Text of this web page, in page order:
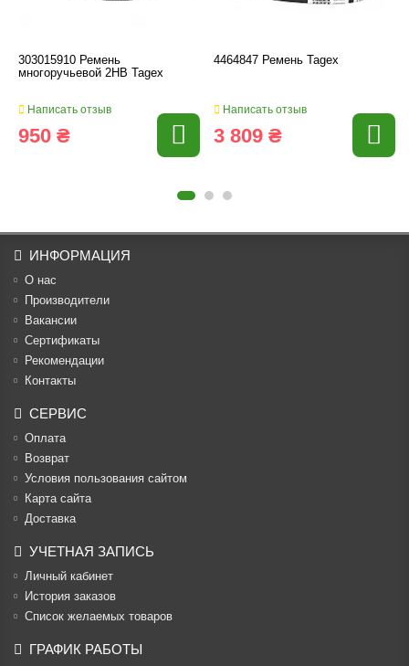
303015910 Ремень
многоручьевой 2HB Tagex
Написать отзыв
950 ₴
4464847 Ремень Tagex
Написать отзыв
3 809 ₴
ИНФОРМАЦИЯ
О нас
Производители
Вакансии
Cертификаты
Рекомендации
Контакты
СЕРВИС
Оплата
Возврат
Условия пользования сайтом
Карта сайта
Доставка
УЧЕТНАЯ ЗАПИСЬ
Личный кабинет
История заказов
Список желаемых товаров
ГРАФИК РАБОТЫ